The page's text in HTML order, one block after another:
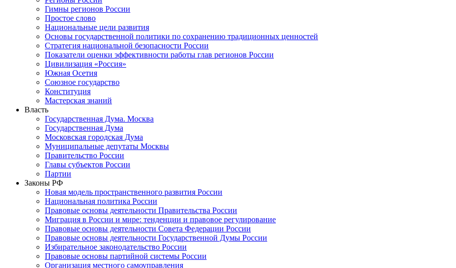
Гимны регионов России
Простое слово
Национальные цели развития
Основы государственной политики по сохранению традиционных ценностей
Стратегия национальной безопасности России
Показатели оценки эффективности работы глав регионов России
Цивилизация «Россия»
Южная Осетия
Союзное государство
Конституция
Мастерская знаний
Власть
Государственная Дума. Москва
Государственная Дума
Московская городская Дума
Муниципальные депутаты Москвы
Правительство России
Главы субъектов России
Партии
Законы РФ
Новая модель пространственного развития России
Национальная политика России
Правовые основы деятельности Правительства России
Миграция в России и мире: тенденции и правовое регулирование
Правовые основы деятельности Совета Федерации России
Правовые основы деятельности Государственной Думы России
Избирательное законодательство России
Правовые основы партийной системы России
Организация местного самоуправления